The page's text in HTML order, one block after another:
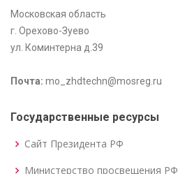
Московская область
г. Орехово-Зуево
ул. Коминтерна д.39
Почта: mo_zhdtechn@mosreg.ru
Государственные ресурсы
Сайт Президента РФ
Министерство просвещения РФ